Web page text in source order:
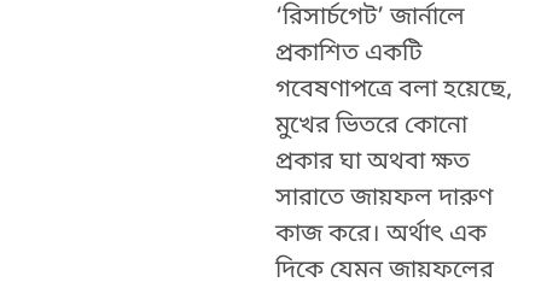
‘রিসার্চগেট’ জার্নালে
প্রকাশিত একটি
গবেষণাপত্রে বলা হয়েছে,
মুখের ভিতরে কোনো
প্রকার ঘা অথবা ক্ষত
সারাতে জায়ফল দারুণ
কাজ করে। অর্থাৎ এক
দিকে যেমন জায়ফলের